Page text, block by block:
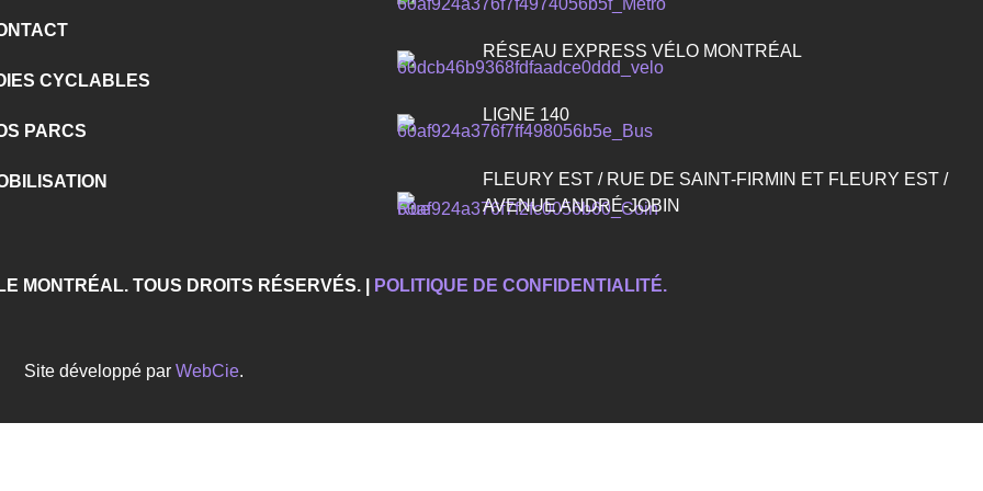
CYCLABLES
PARCS
RÉSEAU EXPRESS VÉLO MONTRÉAL
LIGNE 140
FLEURY EST / RUE DE SAINT-FIRMIN ET FLEURY EST /
AVENUE ANDRÉ-JOBIN
MONTRÉAL. TOUS DROITS RÉSERVÉS. | POLITIQUE DE CONFIDENTIALITÉ.
Site développé par WebCie.